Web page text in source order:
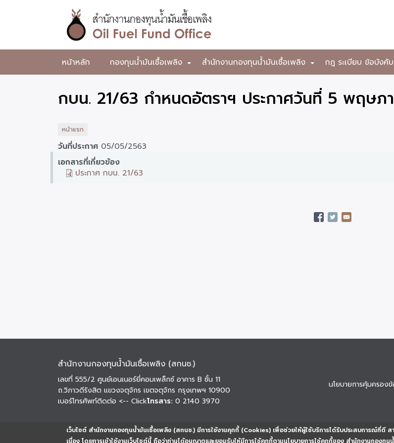
เว็บไซต์ สำนักงานกองทุนน้ำมันเชื้อเพลิง (สกนช.) มีการใช้งานคุกกี้ (Cookies) เพื่อช่วยให้ผู้ใช้บริการได้รับประสบการณ์ที่ดี สา
เนื่อง โดยการเข้าใช้งานเว็บไซต์นี้ ถือว่าท่านได้อนุญาตและยอมรับให้มีการใช้คุกกี้ตามนโยบายการใช้คุกกี้ของ สำนักงานกองทุ
หลัก
สำนักงาน
กองทุน
น้ำมัน
เพลิง
หน้าหลัก +
กองทุนน้ำมันเชื้อเพลิง +
สำนักงานกองทุนน้ำมันเชื้อเพลิง กฎ ระเบียบ ข้อบังคั
กบน. 21/63 กำหนดอัตราฯ ประกาศวันที่ 5 พฤษภ
หน้าแรก
วันที่ประกาศ 05/05/2563
เอกสารที่เกี่ยวข้อง
ประกาศ กบน. 21/63
สำนักงานกองทุนน้ำมันเชื้อเพลิง (สกนช.)
เลขที่ 555/2 ศูนย์เอนเนอร์ยี่คอมเพล็กซ์ อาคาร B ชั้น 11
ถ.วิภาวดีรังสิต แขวงจตุจักร เขตจตุจักร กรุงเทพฯ 10900
เบอร์โทรศัพท์ติดต่อ <-- Clickโทรสาร: 0 2140 3970
นโยบายการคุ้มครอง